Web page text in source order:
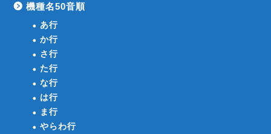
機種名50音順
あ行
か行
さ行
た行
な行
は行
ま行
やらわ行